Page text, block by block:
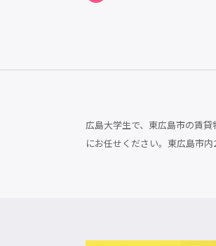
広島大学生で、東広島市の賃
にお任せください。東広島市